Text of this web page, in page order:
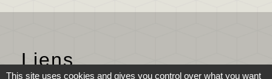
Liens
This site uses cookies and gives you control over what you want